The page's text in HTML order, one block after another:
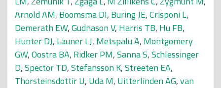
Arnold AM, Boomsma DI, Buring JE,Crisponi L,
Demerath EW,Gudnason V, Harris TB, Hu FB,
Hunter DJ, Launer LJ, Metspalu A, Montgomery
GW,Oostra BA, Ridker PM,Sanna S,Schlessinger
D,Spector TD,Stefansson K,Streeten EA,
Thorsteinsdottir U, Uda M, Uitterlinden AG,van